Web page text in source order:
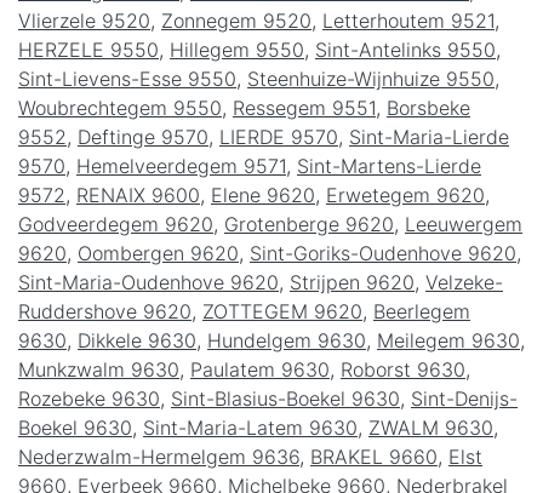
Vlierzele 9520, Zonnegem 9520, Letterhoutem 9521,
HERZELE 9550, Hillegem 9550, Sint-Antelinks 9550,
Sint-Lievens-Esse 9550, Steenhuize-Wijnhuize 9550,
Woubrechtegem 9550, Ressegem 9551, Borsbeke
9552 , Deftinge 9570, LIERDE 9570, Sint-Maria-Lierde
9570, Hemelveerdegem 9571, Sint-Martens-Lierde
9572 , RENAIX 9600, Elene 9620, Erwetegem 9620,
Godveerdegem 9620, Grotenberge 9620, Leeuwergem
9620, Oombergen 9620, Sint-Goriks-Oudenhove 9620,
Sint-Maria-Oudenhove 9620, Strijpen 9620, Velzeke-
Ruddershove 9620, ZOTTEGEM 9620, Beerlegem
9630, Dikkele 9630, Hundelgem 9630, Meilegem 9630,
Munkzwalm 9630, Paulatem 9630, Roborst 9630,
Rozebeke 9630, Sint-Blasius-Boekel 9630, Sint-Denijs-
Boekel 9630, Sint-Maria-Latem 9630, ZWALM 9630,
Nederzwalm-Hermelgem 9636, BRAKEL 9660, Elst
9660, Everbeek 9660, Michelbeke 9660, Nederbrakel